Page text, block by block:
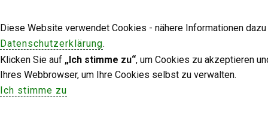
Diese Website verwendet Cookies - nähere Informationen
Datenschutzerklärung.
Klicken Sie auf „Ich stimme zu“, um Cookies zu akzeptieren
Ihres Webbrowser, um Ihre Cookies selbst zu verwalten.
Ich stimme zu